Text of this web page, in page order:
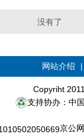
没有了
网站介绍
Copyriht
支持协办：中
京公